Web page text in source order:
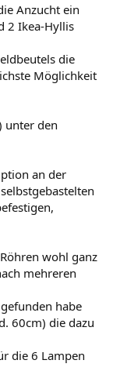
Anzucht ein
2 Ikea-Hyllis
die
Möglichkeit
unter den
an der
wohl ganz
mehreren
habe
60cm) die dazu
die 6 Lampen